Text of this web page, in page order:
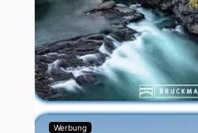
Werbung